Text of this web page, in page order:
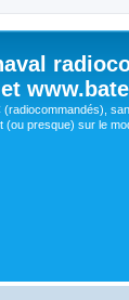
presque) sur le